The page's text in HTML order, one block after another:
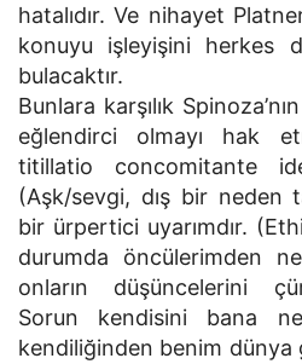
hatalıdır. Ve nihayet
konuyu işleyişini herkes
bulacaktır.
Bunlara karşılık
eğlendirci olmayı hak
titillatio concomitante
(Aşk/sevgi, dış bir neden
bir ürpertici uyarımdır.
durumda öncülerimden
onların düşüncelerini
Sorun kendisini bana
kendiliğinden benim dünya